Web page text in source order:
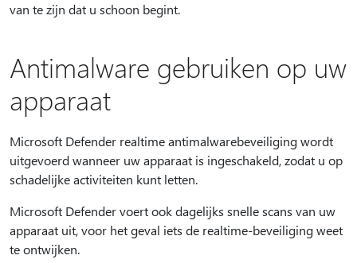
van te zijn dat u schoon begint.
Antimalware gebruiken op uw
apparaat
Microsoft Defender realtime antimalwarebeveiliging wordt
uitgevoerd wanneer uw apparaat is ingeschakeld, zodat u op
schadelijke activiteiten kunt letten.
Microsoft Defender voert ook dagelijks snelle scans van uw
apparaat uit, voor het geval iets de realtime-beveiliging weet
te ontwijken.